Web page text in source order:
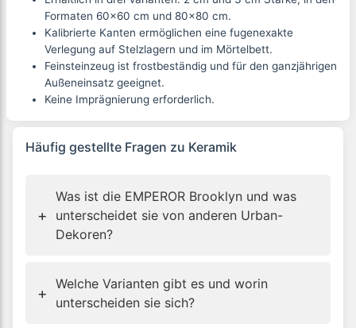
Formaten 60×60 cm und 80×80 cm.
Kalibrierte Kanten ermöglichen eine fugenexakte
Verlegung auf Stelzlagern und im Mörtelbett.
Feinsteinzeug ist frostbeständig und für den ganzjährigen
Außeneinsatz geeignet.
Keine Imprägnierung erforderlich.
Häufig gestellte Fragen zu Keramik
+
Was ist die EMPEROR Brooklyn und was
unterscheidet sie von anderen Urban-
Dekoren?
+
Welche Varianten gibt es und worin
unterscheiden sie sich?